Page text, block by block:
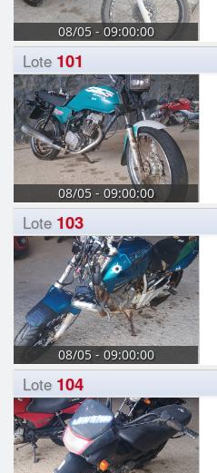
08/05 - 09:00:00
Lote 101
08/05 - 09:00:00
Lote 103
08/05 - 09:00:00
Lote 104